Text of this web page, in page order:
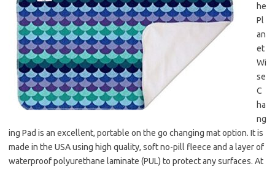
he
Pl
an
et
Wi
se
C
ha
ng
ing Pad is an excellent, portable on the go changing mat option. It is
made in the USA using high quality, soft no-pill fleece and a layer of
waterproof polyurethane laminate (PUL) to protect any surfaces. At